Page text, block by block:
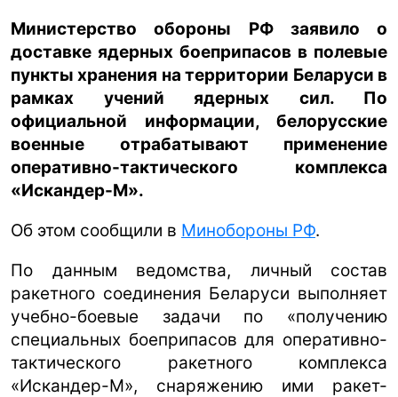
Министерство обороны РФ заявило о
доставке ядерных боеприпасов в полевые
пункты хранения на территории Беларуси в
рамках учений ядерных сил. По
официальной информации, белорусские
военные отрабатывают применение
оперативно-тактического комплекса
«Искандер-М».
Об этом сообщили в Минобороны РФ.
По данным ведомства, личный состав
ракетного соединения Беларуси выполняет
учебно-боевые задачи по «получению
специальных боеприпасов для оперативно-
тактического ракетного комплекса
«Искандер-М», снаряжению ими ракет-